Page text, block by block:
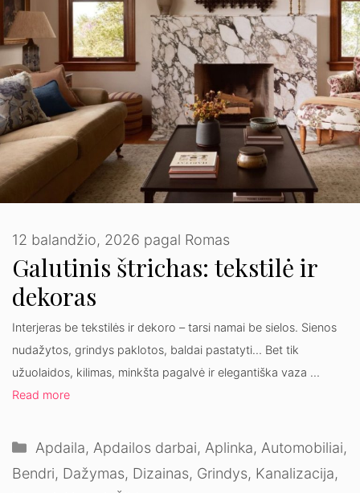
Galutinis štrichas: tekstilė ir
dekoras
12 balandžio, 2026 pagal Romas
Interjeras be tekstilės ir dekoro – tarsi namai be sielos. Sienos
nudažytos, grindys paklotos, baldai pastatyti… Bet tik
užuolaidos, kilimas, minkšta pagalvė ir elegantiška vaza …
Read more
Kategorijos
Apdaila, Apdailos darbai, Aplinka, Automobiliai,
Bendri, Dažymas, Dizainas, Grindys, Kanalizacija,